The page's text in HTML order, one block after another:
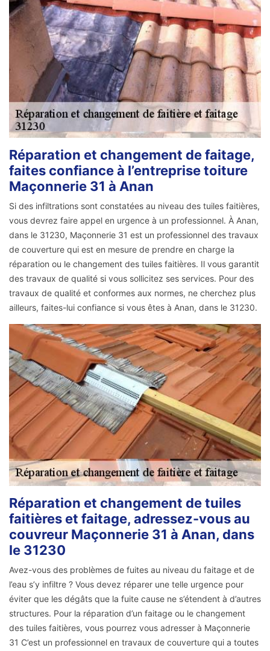
Réparation et changement de faitage,
faites confiance à l’entreprise toiture
Maçonnerie 31 à Anan
Si des infiltrations sont constatées au niveau des tuiles faitières,
vous devrez faire appel en urgence à un professionnel. À Anan,
dans le 31230, Maçonnerie 31 est un professionnel des travaux
de couverture qui est en mesure de prendre en charge la
réparation ou le changement des tuiles faitières. Il vous garantit
des travaux de qualité si vous sollicitez ses services. Pour des
travaux de qualité et conformes aux normes, ne cherchez plus
ailleurs, faites-lui confiance si vous êtes à Anan, dans le 31230.
Réparation et changement de tuiles
faitières et faitage, adressez-vous au
couvreur Maçonnerie 31 à Anan, dans
le 31230
Avez-vous des problèmes de fuites au niveau du faitage et de
l’eau s’y infiltre ? Vous devez réparer une telle urgence pour
éviter que les dégâts que la fuite cause ne s’étendent à d’autres
structures. Pour la réparation d’un faitage ou le changement
des tuiles faitières, vous pourrez vous adresser à Maçonnerie
31 C’est un professionnel en travaux de couverture qui a toutes